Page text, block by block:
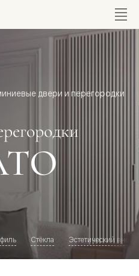
двери и перегородки
Стёкла Эстетический